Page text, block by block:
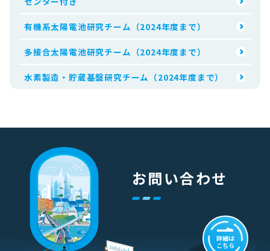
有機系太陽電池研究チーム（2024年度まで）
多接合太陽電池研究チーム（2024年度まで）
水素製造・貯蔵基盤研究チーム（2024年度まで）
お問い合わせ
詳細は
こちら